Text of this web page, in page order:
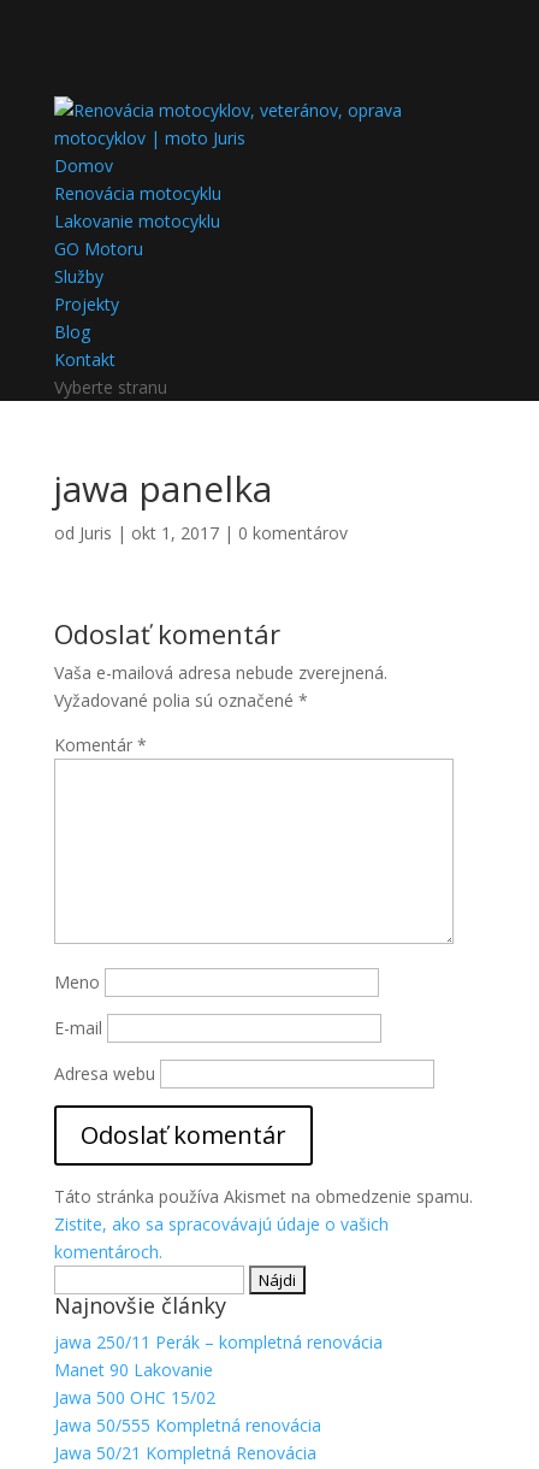
Domov
Renovácia motocyklu
Lakovanie motocyklu
GO Motoru
Služby
Projekty
Blog
Kontakt
Vyberte stranu
jawa panelka
od Juris | okt 1, 2017| 0 komentárov
Odoslať komentár
Vaša e-mailová adresa nebude zverejnená.
Vyžadované polia sú označené *
Komentár *
Meno
E-mail
Adresa webu
Táto stránka používa Akismet na obmedzenie spamu.
Zistite, ako sa spracovávajú údaje o vašich
komentároch.
Najnovšie články
jawa 250/11 Perák – kompletná renovácia
Manet 90 Lakovanie
Jawa 500 OHC 15/02
Jawa 50/555 Kompletná renovácia
Jawa 50/21 Kompletná Renovácia
fungovanie
stránky.
Štatistiky
zlepšiť
funkčnosť
štruktúru
webovej
stránky na
spôsobu
používania
webovej
stránky.